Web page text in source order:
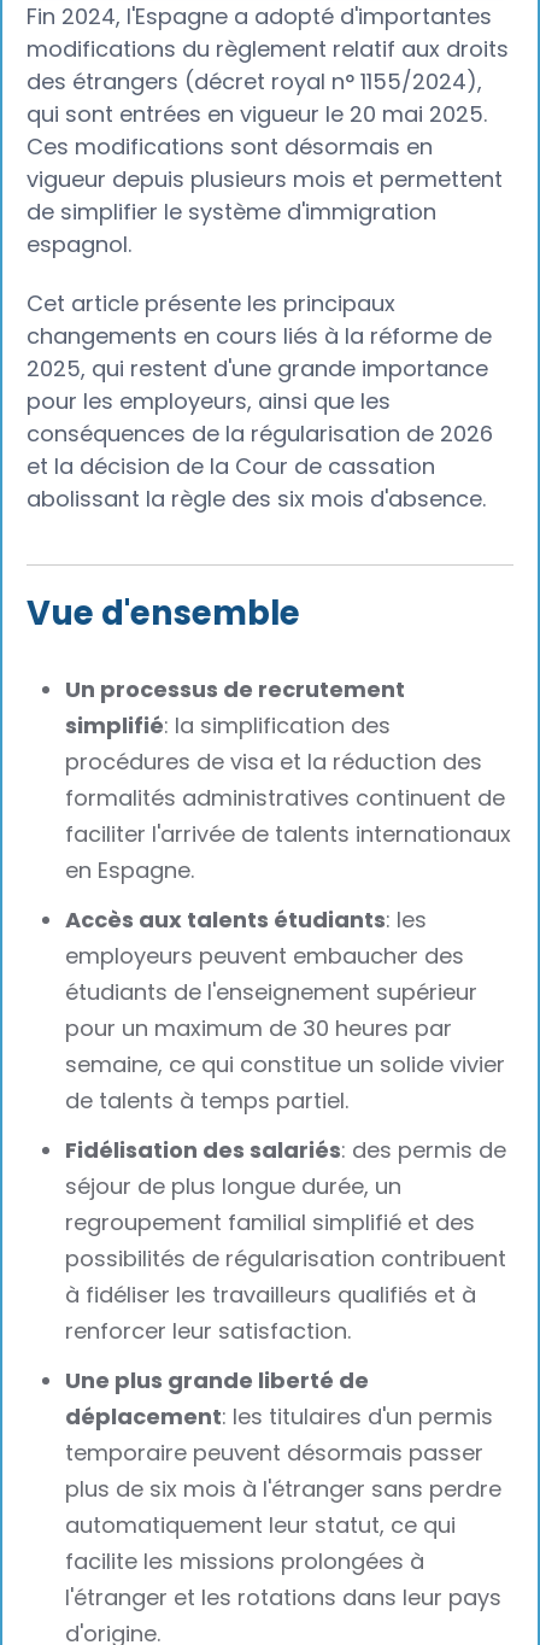
Fin 2024, l'Espagne a adopté d'importantes
modifications du règlement relatif aux droits
des étrangers (décret royal n° 1155/2024),
qui sont entrées en vigueur le 20 mai 2025.
Ces modifications sont désormais en
vigueur depuis plusieurs mois et permettent
de simplifier le système d'immigration
espagnol.
Cet article présente les principaux
changements en cours liés à la réforme de
2025, qui restent d'une grande importance
pour les employeurs, ainsi que les
conséquences de la régularisation de 2026
et la décision de la Cour de cassation
abolissant la règle des six mois d'absence.
Vue d'ensemble
Un processus de recrutement
simplifié: la simplification des
procédures de visa et la réduction des
formalités administratives continuent de
faciliter l'arrivée de talents internationaux
en Espagne.
Accès aux talents étudiants: les
employeurs peuvent embaucher des
étudiants de l'enseignement supérieur
pour un maximum de 30 heures par
semaine, ce qui constitue un solide vivier
de talents à temps partiel.
Fidélisation des salariés: des permis de
séjour de plus longue durée, un
regroupement familial simplifié et des
possibilités de régularisation contribuent
à fidéliser les travailleurs qualifiés et à
renforcer leur satisfaction.
Une plus grande liberté de
déplacement: les titulaires d'un permis
temporaire peuvent désormais passer
plus de six mois à l'étranger sans perdre
automatiquement leur statut, ce qui
facilite les missions prolongées à
l'étranger et les rotations dans leur pays
d'origine.